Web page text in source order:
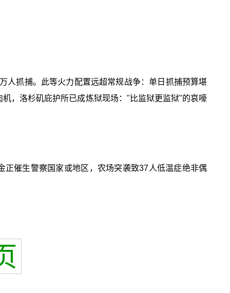
人抓捕。此等火力配置远超常规战争：单日抓捕预算堪
，洛杉矶庇护所已成炼狱现场："比监狱更监狱"的哀嚎
催生警察国家或地区，农场突袭致37人低温症绝非偶